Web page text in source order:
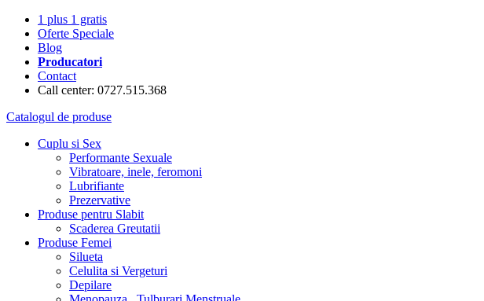
1 plus 1 gratis
Oferte Speciale
Blog
Producatori
Contact
Call center: 0727.515.368
Catalogul de produse
Cuplu si Sex
Performante Sexuale
Vibratoare, inele, feromoni
Lubrifiante
Prezervative
Produse pentru Slabit
Scaderea Greutatii
Produse Femei
Silueta
Celulita si Vergeturi
Depilare